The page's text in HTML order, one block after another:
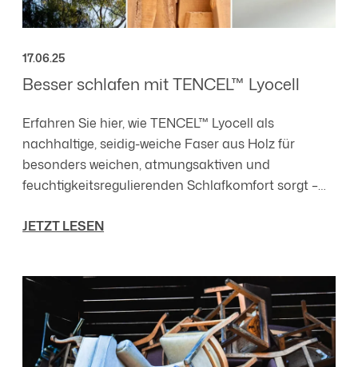
17.06.25
Besser schlafen mit TENCEL™ Lyocell
Erfahren Sie hier, wie TENCEL™ Lyocell als
nachhaltige, seidig-weiche Faser aus Holz für
besonders weichen, atmungsaktiven und
feuchtigkeitsregulierenden Schlafkomfort sorgt –
hygienisches Schlafklima.
JETZT LESEN